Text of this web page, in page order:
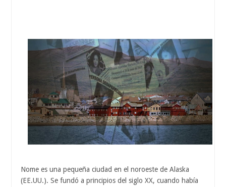
Nome es una pequeña ciudad en el noroeste de Alaska
(EE.UU.). Se fundó a principios del siglo XX, cuando había